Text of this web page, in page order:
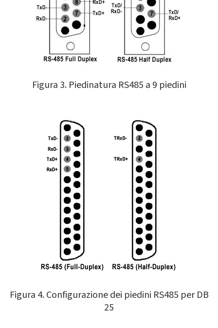
Figura 3. Piedinatura RS485 a 9 piedini
Figura 4. Configurazione dei piedini RS485 per DB
25